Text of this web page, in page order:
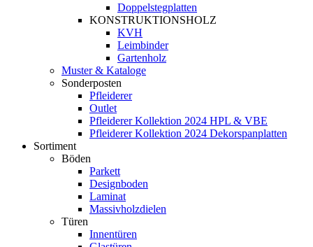
Doppelstegplatten
KONSTRUKTIONSHOLZ
KVH
Leimbinder
Gartenholz
Muster & Kataloge
Sonderposten
Pfleiderer
Outlet
Pfleiderer Kollektion 2024 HPL & VBE
Pfleiderer Kollektion 2024 Dekorspanplatten
Sortiment
Böden
Parkett
Designboden
Laminat
Massivholzdielen
Türen
Innentüren